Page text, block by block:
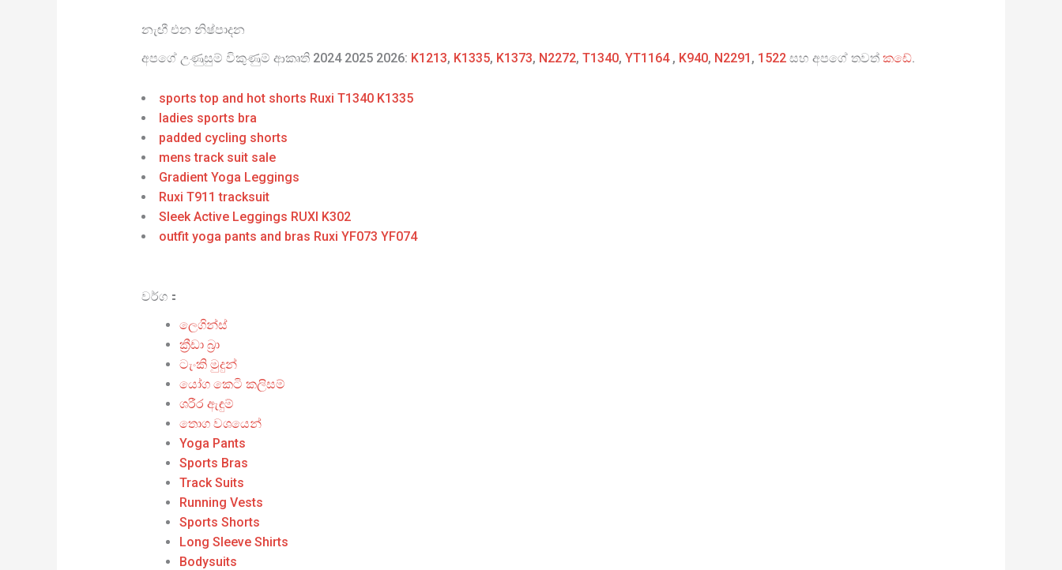
නැඟී එන නිෂ්පාදන
අපගේ උණුසුම් විකුණුම් ආකෘති 2024 2025 2026: K1213, K1335, K1373, N2272, T1340, YT1164, K940, N2291 , 1522 සහ අපගේ තවත් කඩේ.
sports top and hot shorts Ruxi T1340 K1335
ladies sports bra
padded cycling shorts
mens track suit sale
Gradient Yoga Leggings
Ruxi T911 tracksuit
Sleek Active Leggings RUXI K302
outfit yoga pants and bras Ruxi YF073 YF074
වර්ග：
ලෙගින්ස්
ක්‍රීඩා බ්‍රා
ටැංකි මුදුන්
යෝග කෙටි කලිසම්
ශරීර ඇඳුම්
තොග වශයෙන්
Yoga Pants
Sports Bras
Track Suits
Running Vests
Sports Shorts
Long Sleeve Shirts
Bodysuits